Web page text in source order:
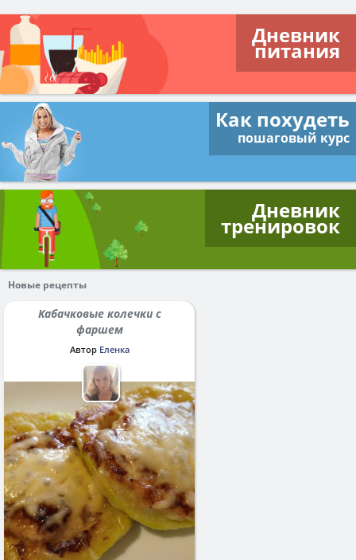
Дневник
питания
Как похудеть
пошаговый курс
Дневник
тренировок
Новые рецепты
Кабачковые колечки с
фаршем
Автор Еленка